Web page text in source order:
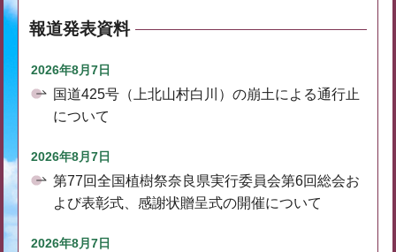
報道発表資料
2026年8月7日
国道425号（上北山村白川）の崩土による通行止
について
2026年8月7日
第77回全国植樹祭奈良県実行委員会第6回総会お
よび表彰式、感謝状贈呈式の開催について
2026年8月7日